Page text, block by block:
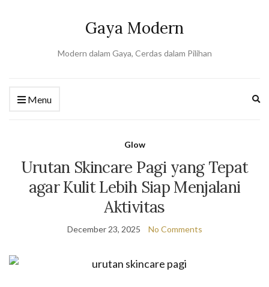
Gaya Modern
Modern dalam Gaya, Cerdas dalam Pilihan
Menu
Glow
Urutan Skincare Pagi yang Tepat
agar Kulit Lebih Siap Menjalani
Aktivitas
December 23, 2025 No Comments